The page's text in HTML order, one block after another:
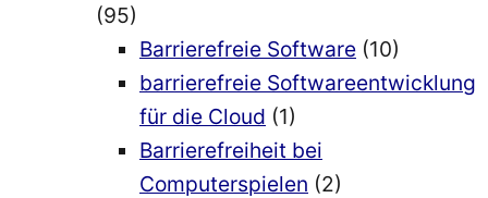
(95)
Barrierefreie Software (10)
barrierefreie Softwareentwicklung
für die Cloud (1)
Barrierefreiheit bei
Computerspielen (2)